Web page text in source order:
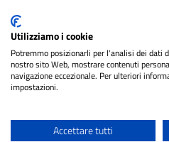
Attuazione Misure PNRR
Piano di miglioramento del sito
Note legali
cura diNET SMART
Utilizziamo i cookie
Potremmo posizionarli per l'analisi dei dati
nostro sito Web, mostrare contenuti
navigazione eccezionale. Per ulteriori
impostazioni.
Accettare tutti